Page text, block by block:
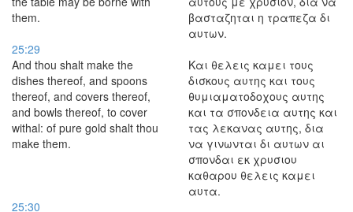
them.
βασταζηται η τραπεζα δι
αυτων.
25:29
And thou shalt make the
dishes thereof, and spoons
thereof, and covers thereof,
and bowls thereof, to cover
withal: of pure gold shalt thou
make them.
Και θελεις καμει τους
δισκους αυτης και τους
θυμιαματοδοχους αυτης
και τα σπονδεια αυτης και
τας λεκανας αυτης, δια
να γινωνται δι αυτων αι
σπονδαι εκ χρυσιου
καθαρου θελεις καμει
αυτα.
25:30